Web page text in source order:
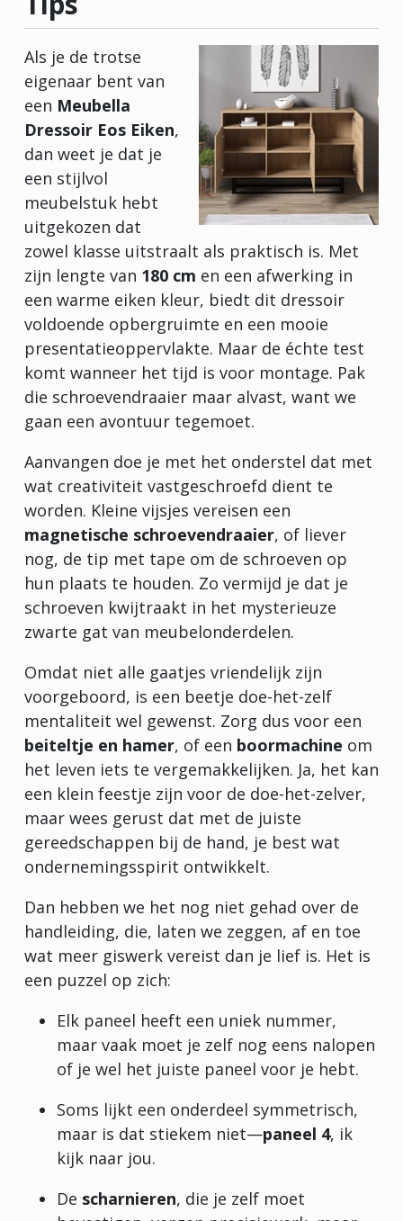
Als je de trotse
eigenaar bent van
een Meubella
Dressoir Eos Eiken,
dan weet je dat je
een stijlvol
meubelstuk hebt
uitgekozen dat
zowel klasse uitstraalt als praktisch is. Met
zijn lengte van 180 cm en een afwerking in
een warme eiken kleur, biedt dit dressoir
voldoende opbergruimte en een mooie
presentatieoppervlakte. Maar de échte test
komt wanneer het tijd is voor montage. Pak
die schroevendraaier maar alvast, want we
gaan een avontuur tegemoet.
Aanvangen doe je met het onderstel dat met
wat creativiteit vastgeschroefd dient te
worden. Kleine vijsjes vereisen een
magnetische schroevendraaier, of liever
nog, de tip met tape om de schroeven op
hun plaats te houden. Zo vermijd je dat je
schroeven kwijtraakt in het mysterieuze
zwarte gat van meubelonderdelen.
Omdat niet alle gaatjes vriendelijk zijn
voorgeboord, is een beetje doe-het-zelf
mentaliteit wel gewenst. Zorg dus voor een
beiteltje en hamer, of een boormachine om
het leven iets te vergemakkelijken. Ja, het kan
een klein feestje zijn voor de doe-het-zelver,
maar wees gerust dat met de juiste
gereedschappen bij de hand, je best wat
ondernemingsspirit ontwikkelt.
Dan hebben we het nog niet gehad over de
handleiding, die, laten we zeggen, af en toe
wat meer giswerk vereist dan je lief is. Het is
een puzzel op zich:
Elk paneel heeft een uniek nummer,
maar vaak moet je zelf nog eens nalopen
of je wel het juiste paneel voor je hebt.
Soms lijkt een onderdeel symmetrisch,
maar is dat stiekem niet—paneel 4, ik
kijk naar jou.
De scharnieren, die je zelf moet